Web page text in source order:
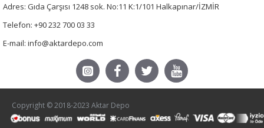
Adres: Gıda Çarşısı 1248 sok. No:11 K:1/101 Halkapınar/İZMİR
Telefon: +90 232 700 03 33
E-mail: info@aktardepo.com
Copyright © 2018-2023 Aktar Depo